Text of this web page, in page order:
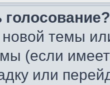
голосование?
темы
(если
или